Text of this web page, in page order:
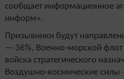
сообщает информационное
информ».
Призывники будут
— 36%, Военно-морской
войска стратегического
Воздушно-космические силы